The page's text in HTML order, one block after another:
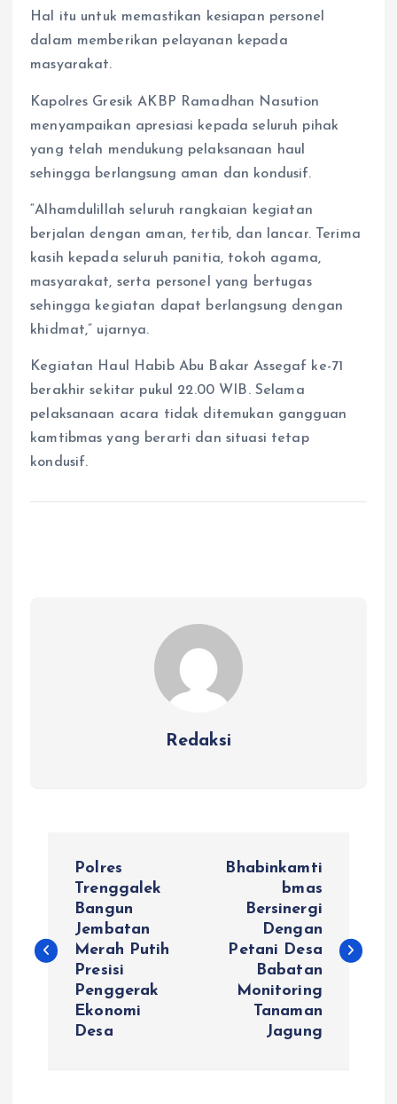
Hal itu untuk memastikan kesiapan personel
dalam memberikan pelayanan kepada
masyarakat.
Kapolres Gresik AKBP Ramadhan Nasution
menyampaikan apresiasi kepada seluruh pihak
yang telah mendukung pelaksanaan haul
sehingga berlangsung aman dan kondusif.
“Alhamdulillah seluruh rangkaian kegiatan
berjalan dengan aman, tertib, dan lancar. Terima
kasih kepada seluruh panitia, tokoh agama,
masyarakat, serta personel yang bertugas
sehingga kegiatan dapat berlangsung dengan
khidmat,” ujarnya.
Kegiatan Haul Habib Abu Bakar Assegaf ke-71
berakhir sekitar pukul 22.00 WIB. Selama
pelaksanaan acara tidak ditemukan gangguan
kamtibmas yang berarti dan situasi tetap
kondusif.
Redaksi
v
Polres
Trenggalek
Bangun
Jembatan
Merah Putih
Presisi
Penggerak
Ekonomi
Desa
Bhabinkamti
bmas
Bersinergi
Dengan
Petani Desa
Babatan
Monitoring
Tanaman
Jagung